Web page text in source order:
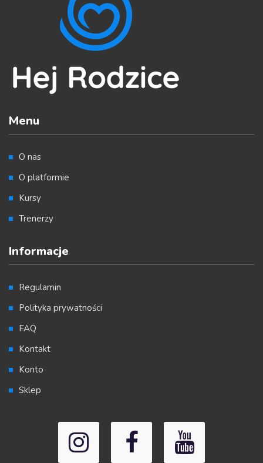
Menu
O nas
O platformie
Kursy
Trenerzy
Informacje
Regulamin
Polityka prywatności
FAQ
Kontakt
Konto
Sklep